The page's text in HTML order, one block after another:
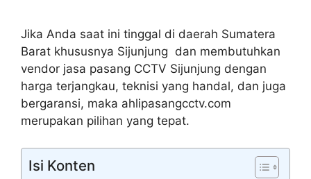
Jika Anda saat ini tinggal di daerah Sumatera
Barat khususnya Sijunjung dan membutuhkan
vendor jasa pasang CCTV Sijunjung dengan
harga terjangkau, teknisi yang handal, dan juga
bergaransi, maka ahlipasangcctv.com
merupakan pilihan yang tepat.
Isi Konten